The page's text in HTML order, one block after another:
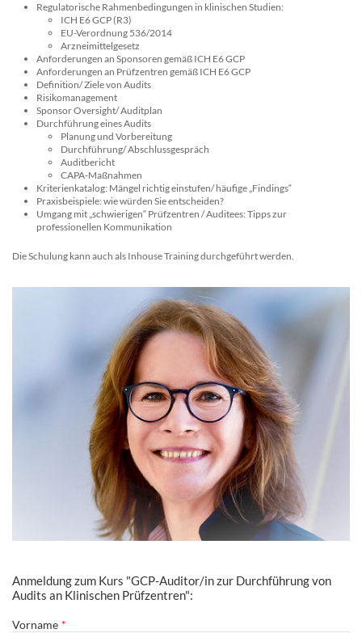
Regulatorische Rahmenbedingungen in klinischen Studien:
ICH E6 GCP (R3)
EU-Verordnung 536/2014
Arzneimittelgesetz
Anforderungen an Sponsoren gemäß ICH E6 GCP
Anforderungen an Prüfzentren gemäß ICH E6 GCP
Definition/ Ziele von Audits
Risikomanagement
Sponsor Oversight/ Auditplan
Durchführung eines Audits
Planung und Vorbereitung
Durchführung/ Abschlussgespräch
Auditbericht
CAPA-Maßnahmen
Kriterienkatalog: Mängel richtig einstufen/ häufige „Findings“
Praxisbeispiele: wie würden Sie entscheiden?
Umgang mit „schwierigen“ Prüfzentren / Auditees: Tipps zur
professionellen Kommunikation
Die Schulung kann auch als Inhouse Training durchgeführt werden.
Anmeldung zum Kurs "GCP-Auditor/in zur Durchführung von
Audits an Klinischen Prüfzentren":
Vorname